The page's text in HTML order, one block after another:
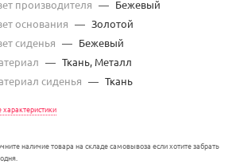
производителя — Бежевый
основания — Золотой
сиденья — Бежевый
— Ткань, Металл
сиденья — Ткань
характеристики
наличие товара на складе самовывоза если хотите забрать